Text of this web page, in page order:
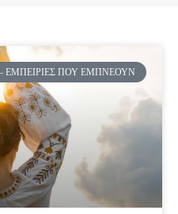
ΕΜΠΕΙΡΊΕΣ ΠΟΥ ΕΜΠΝΈΟΥΝ